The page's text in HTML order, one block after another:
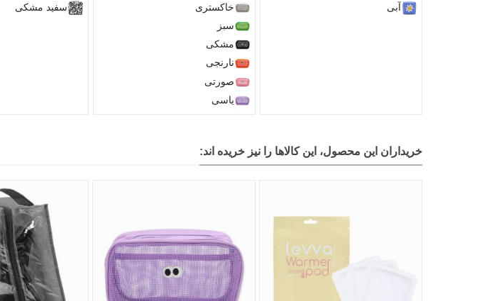
کیف بهداشتی: برای به همراه داشتن نوار بهداشتی، شورت، قرص مسکن و کاپ قاعدگی و کاندوم.
کیف آرایشی: برای حمل لوازم آرایشی ضروری در حجم کم.
کیف لوازم جانبی: برای هندزفری، شارژر، کلید، کارت های اعتباری و پول نقد.
آبی
خاکستری
سبز
مشکی
نارنجی
صورتی
یاسی
سفید مشکی
خریداران این محصول، این کالاها را نیز خریده اند: